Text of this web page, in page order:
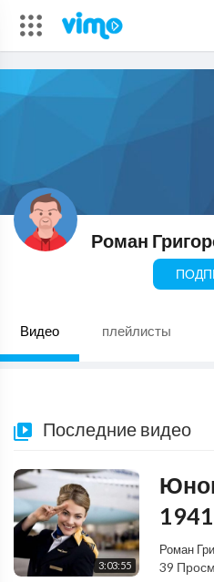
Роман
Видео плейлисты
Последние видео
3:03:55
Роман
39